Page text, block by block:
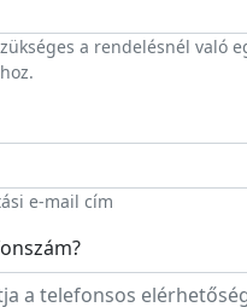
a rendelésnél való
e-mail cím
?